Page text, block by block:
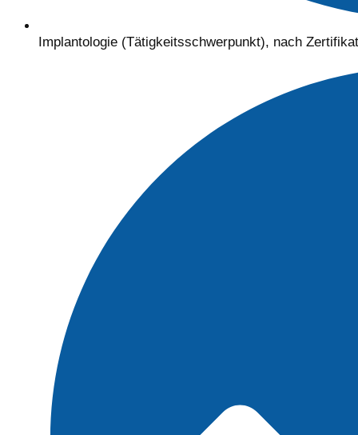
Implantologie (Tätigkeitsschwerpunkt), nach Zertifikat